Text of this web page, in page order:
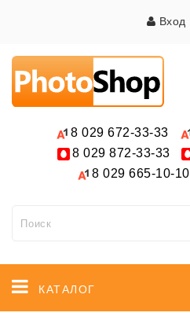
Вход
8 029 672-33-33
8 029 872-33-33
8 029 665-10-10
КАТАЛОГ